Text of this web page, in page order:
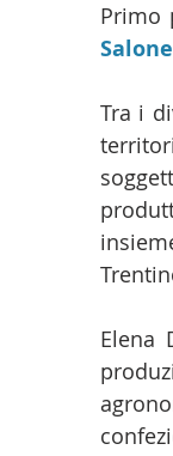
Primo
Tra i
Elena